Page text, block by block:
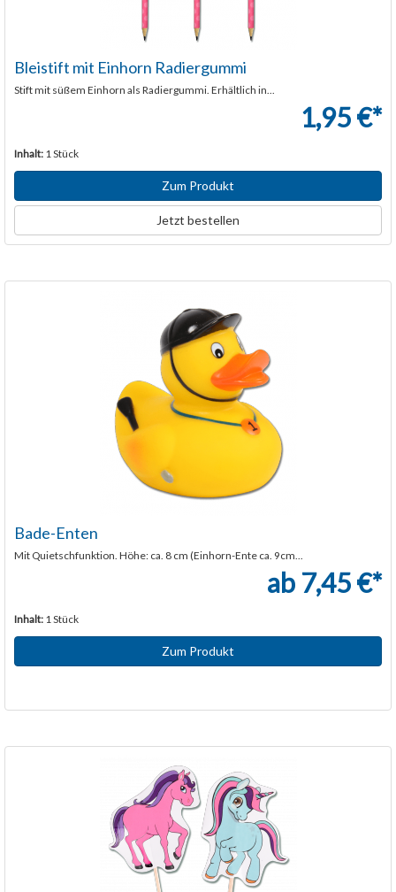
Bleistift mit Einhorn Radiergummi
Stift mit süßem Einhorn als Radiergummi. Erhältlich in...
1,95 €*
Inhalt: 1 Stück
Zum Produkt
Jetzt bestellen
Bade-Enten
Mit Quietschfunktion. Höhe: ca. 8 cm (Einhorn-Ente ca. 9cm...
ab 7,45 €*
Inhalt: 1 Stück
Zum Produkt